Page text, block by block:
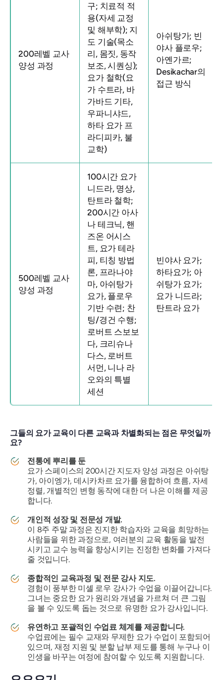
200레벨 교사
양성 과정
구; 치료적 적
용(자세 교정
및 해부학); 지
도 기술(목소
리, 몸짓, 동작
보조, 시퀀싱);
요가 철학(요
가 수트라, 바
가바드 기타,
우파니샤드,
하타 요가 프
라디피카, 불
교학)
아쉬탕가; 빈
야사 플로우;
아옌가르;
Desikachar의
접근 방식
500레벨 교사
양성 과정
100시간 요가
니드라, 명상,
탄트라 철학;
200시간 아사
나 테크닉, 핸
즈온 어시스
트, 요가 테라
피, 티칭 방법
론, 프라나야
마, 아쉬탕가
요가, 플로우
기반 수련; 찬
팅/경건 수행;
로버트 스보보
다, 크리슈나
다스, 로버트
서먼, 니나 라
오와의 특별
세션
빈야사 요가;
하타요가; 아
쉬탕가 요가;
요가 니드라;
탄트라 요가
그들의 요가 교육이 다른 교육과 차별화되는 점은 무엇일까
요?
전통에 뿌리를 둔
요가 스페이스의 200시간 지도자 양성 과정은 아쉬탕
가, 아이엥가, 데시카차르 요가를 융합하여 흐름, 자세
정렬, 개별적인 변형 동작에 대한 더 나은 이해를 제공
합니다.
개인적 성장 및 전문성 개발.
이 8주 주말 과정은 진지한 학습자와 교육을 희망하는
사람들을 위한 과정으로, 여러분의 교육 활동을 발전
시키고 교수 능력을 향상시키는 진정한 변화를 가져다
줄 것입니다.
종합적인 교육과정 및 전문 강사 지도.
경험이 풍부한 미셸 로우 강사가 수업을 이끌어갑니다.
그녀는 중요한 요가 원리와 개념을 가르쳐 더 큰 그림
을 볼 수 있도록 돕는 것으로 유명한 요가 강사입니다.
유연하고 포괄적인 수업료 체계를 제공합니다.
수업료에는 필수 교재와 무제한 요가 수업이 포함되어
있으며, 재정 지원 및 분할 납부 제도를 통해 누구나 이
인생을 바꾸는 여정에 참여할 수 있도록 지원합니다.